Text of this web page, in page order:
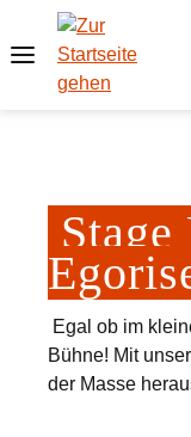
Zum Hauptinhalt
Egal ob im
Bühne! Mit
der Masse